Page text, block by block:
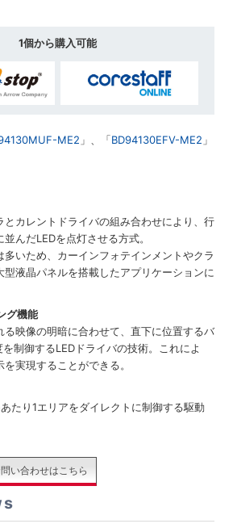
1個から購入可能
ME2 」、「BD94130EFV-ME2 」
とカレントドライバの組み合わせにより、行
んだLEDを点灯させる方式。
いため、カーインフォテインメントやクラ
型液晶パネルを搭載したアプリケーションに
グ機能
る映像の明暗に合わせて、直下に位置するバ
制御するLEDドライバの技術。これによ
実現することができる。
たり1エリアをダイレクトに制御する駆動
い合わせはこちら